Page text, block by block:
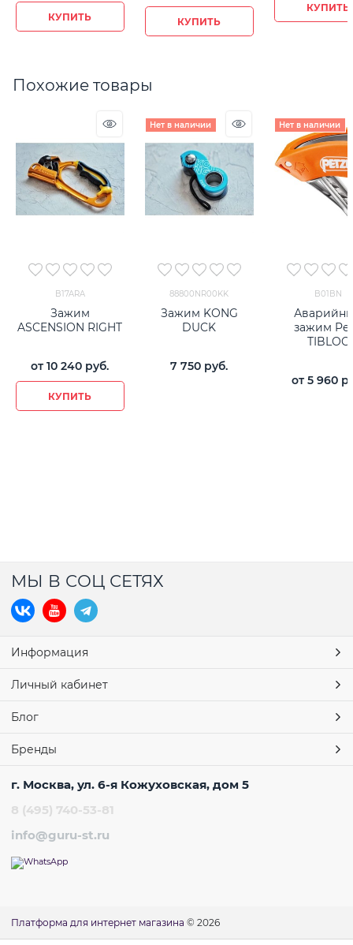
КУПИТЬ КУПИТЬ
КУПИТЬ
Похожие товары
B17ARA
Зажим
ASCENSION RIGHT
от10 240 руб.
КУПИТЬ
Нет в наличии
88800NR00KK
Зажим KONG
DUCK
7 750 руб.
Нет в наличии
B01BN
зажим
TIBLOC
от5 960
МЫ В СОЦ СЕТЯХ
Информация
Личный кабинет
Блог
Бренды
г. Москва, ул. 6-я Кожуховская, дом 5
8 (495) 740-53-81
info@guru-st.ru
Платформа для интернет магазина © 2026